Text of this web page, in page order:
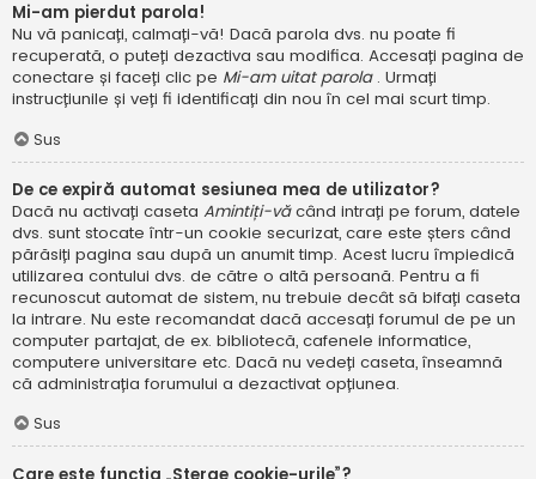
Mi-am pierdut parola!
Nu vă panicați, calmați-vă! Dacă parola dvs. nu poate fi
recuperată, o puteți dezactiva sau modifica. Accesați pagina de
conectare și faceți clic pe Mi-am uitat parola . Urmați
instrucțiunile și veți fi identificați din nou în cel mai scurt timp.
Sus
De ce expiră automat sesiunea mea de utilizator?
Dacă nu activați caseta Amintiți-văcând intrați pe forum, datele
dvs. sunt stocate într-un cookie securizat, care este șters când
părăsiți pagina sau după un anumit timp. Acest lucru împiedică
utilizarea contului dvs. de către o altă persoană. Pentru a fi
recunoscut automat de sistem, nu trebuie decât să bifați caseta
la intrare. Nu este recomandat dacă accesați forumul de pe un
computer partajat, de ex. bibliotecă, cafenele informatice,
computere universitare etc. Dacă nu vedeți caseta, înseamnă
că administrația forumului a dezactivat opțiunea.
Sus
Care este funcția „Șterge cookie-urile”?